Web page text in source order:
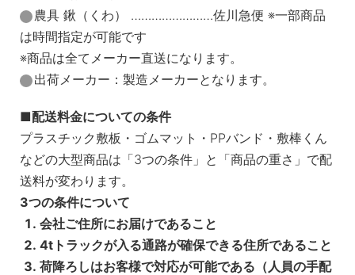
農具 鍬（くわ） ……………………佐川急便 ※一部商品
は時間指定が可能です
※商品は全てメーカー直送になります。
出荷メーカー：製造メーカーとなります。
配送料金についての条件
プラスチック敷板・ゴムマット・PPバンド・敷棒くん
などの大型商品は「3つの条件」と「商品の重さ」で配
送料が変わります。
3つの条件について
会社ご住所にお届けであること
4tトラックが入る通路が確保できる住所であること
荷降ろしはお客様で対応が可能である（人員の手配